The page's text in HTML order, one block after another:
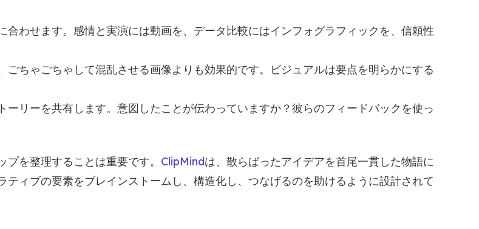
合わせます。感情と実演には動画を、データ比較にはインフォグラフィックを、信頼性
ごちゃごちゃして混乱させる画像よりも効果的です。ビジュアルは要点を明らかにする
ーリーを共有します。意図したことが伝わっていますか？彼らのフィードバックを使っ
を整理することは重要です。 ClipMindは、散らばったアイデアを首尾一貫した物語に
ィブの要素をブレインストームし、構造化し、つなげるのを助けるように設計されて